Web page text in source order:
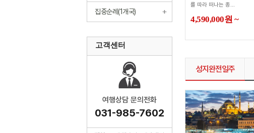
집중순례(1개국)
고객센터
여행상담 문의전화
031-985-7602
를 따라 떠나는 종...
4,590,000원 ~
성지완전일주